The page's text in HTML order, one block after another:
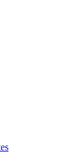
Monsieur